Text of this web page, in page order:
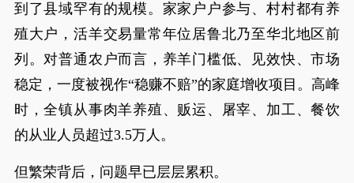
到了县域罕有的规模。家家户户参与、村村都有养
殖大户，活羊交易量常年位居鲁北乃至华北地区前
列。对普通农户而言，养羊门槛低、见效快、市场
稳定，一度被视作“稳赚不赔”的家庭增收项目。高峰
时，全镇从事肉羊养殖、贩运、屠宰、加工、餐饮
的从业人员超过3.5万人。
但繁荣背后，问题早已层层累积。